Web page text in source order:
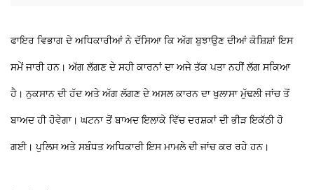
ਫਾਇਰ ਵਿਭਾਗ ਦੇ ਅਧਿਕਾਰੀਆਂ ਨੇ ਦੱਸਿਆ ਕਿ ਅੱਗ ਬੁਝਾਉਣ ਦੀਆਂ ਕੋਸ਼ਿਸ਼ਾਂ ਇਸ
ਸਮੇਂ ਜਾਰੀ ਹਨ। ਅੱਗ ਲੱਗਣ ਦੇ ਸਹੀ ਕਾਰਨਾਂ ਦਾ ਅਜੇ ਤੱਕ ਪਤਾ ਨਹੀਂ ਲੱਗ ਸਕਿਆ
ਹੈ। ਨੁਕਸਾਨ ਦੀ ਹੱਦ ਅਤੇ ਅੱਗ ਲੱਗਣ ਦੇ ਅਸਲ ਕਾਰਨ ਦਾ ਖੁਲਾਸਾ ਮੁੱਢਲੀ ਜਾਂਚ ਤੋਂ
ਬਾਅਦ ਹੀ ਹੋਵੇਗਾ। ਘਟਨਾ ਤੋਂ ਬਾਅਦ ਇਲਾਕੇ ਵਿੱਚ ਦਰਸ਼ਕਾਂ ਦੀ ਭੀੜ ਇਕੱਠੀ ਹੋ
ਗਈ। ਪੁਲਿਸ ਅਤੇ ਸਬੰਧਤ ਅਧਿਕਾਰੀ ਇਸ ਮਾਮਲੇ ਦੀ ਜਾਂਚ ਕਰ ਰਹੇ ਹਨ।